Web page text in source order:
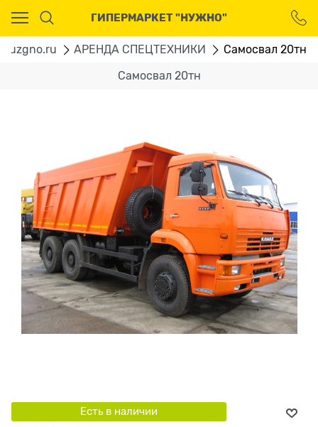
ГИПЕРМАРКЕТ "НУЖНО"
АРЕНДА СПЕЦТЕХНИКИ Самосвал 20тн
Самосвал 20тн
Есть в наличии
Ваш город - Москва,
угадали?
ДА НЕТ